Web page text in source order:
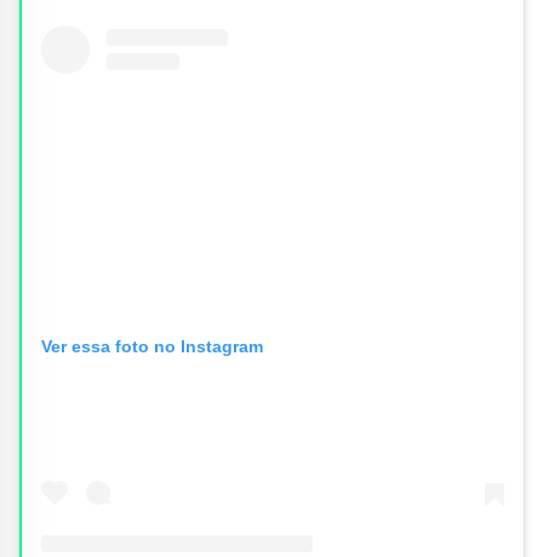
Ver essa foto no Instagram